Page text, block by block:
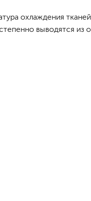
охлаждения
выводятся из